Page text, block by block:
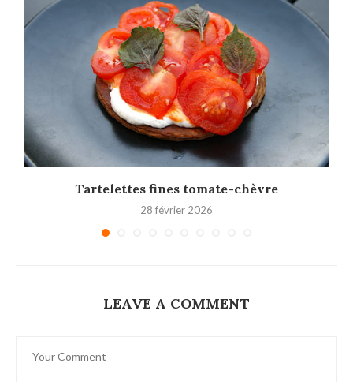
Tartelettes fines tomate-chèvre
28 février 2026
LEAVE A COMMENT